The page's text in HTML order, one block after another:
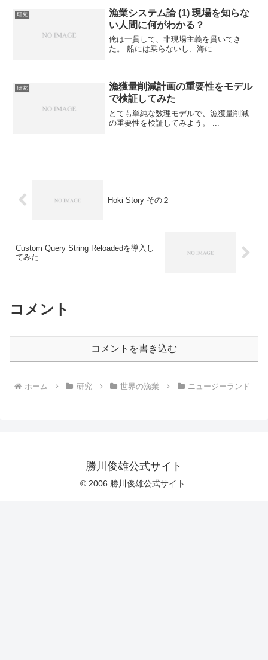
知りたければ、とりあえず読んでおくべ
き本をまとめておこう...
研究
漁業システム論 (1) 現場を知らな
い人間に何がわかる？
俺は一貫して、非現場主義を貫いてき
た。 船には乗らないし、海に...
研究
漁獲量削減計画の重要性をモデル
で検証してみた
とても単純な数理モデルで、漁獲量削減
Hoki Story その２
Custom Query String Reloadedを導入し
てみた
コメント
コメントを書き込む
ホーム 研究 世界の漁業 ニュージーランド
勝川俊雄公式サイト
© 2006 勝川俊雄公式サイト.